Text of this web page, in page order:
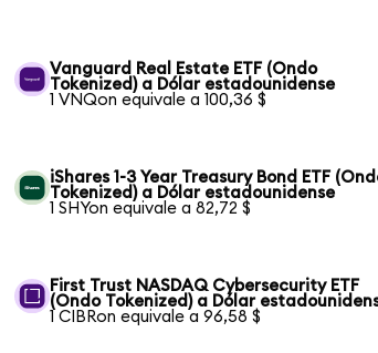
Vanguard Real Estate ETF (Ondo
Tokenized) a Dólar estadounidense
1 VNQon equivale a 100,36 $
iShares 1-3 Year Treasury Bond ETF
Tokenized) a Dólar estadounidense
1 SHYon equivale a 82,72 $
First Trust NASDAQ Cybersecurity ETF
(Ondo Tokenized) a Dólar
1 CIBRon equivale a 96,58 $